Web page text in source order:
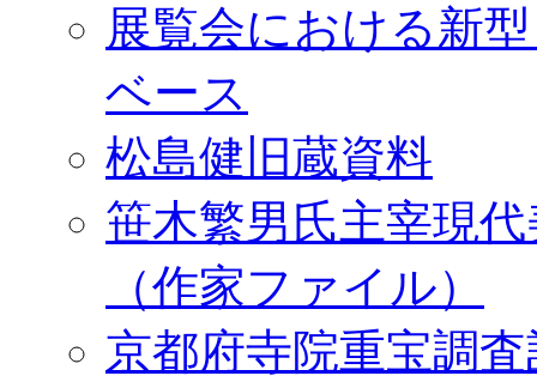
展覧会における新
ベース
松島健旧蔵資料
笹木繁男氏主宰現
（作家ファイル）
京都府寺院重宝調